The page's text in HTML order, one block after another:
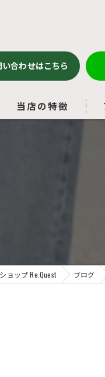
い合わせはこちら
当店の特徴
ョップ Re.Quest ブログ